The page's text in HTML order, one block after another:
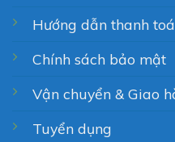
Hướng dẫn thanh
Chính sách bảo mật
Vận chuyển & Giao
Tuyển dụng